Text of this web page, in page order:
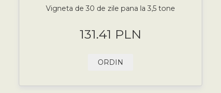
Vigneta de 30 de zile pana la 3,5 tone
131.41 PLN
ORDIN